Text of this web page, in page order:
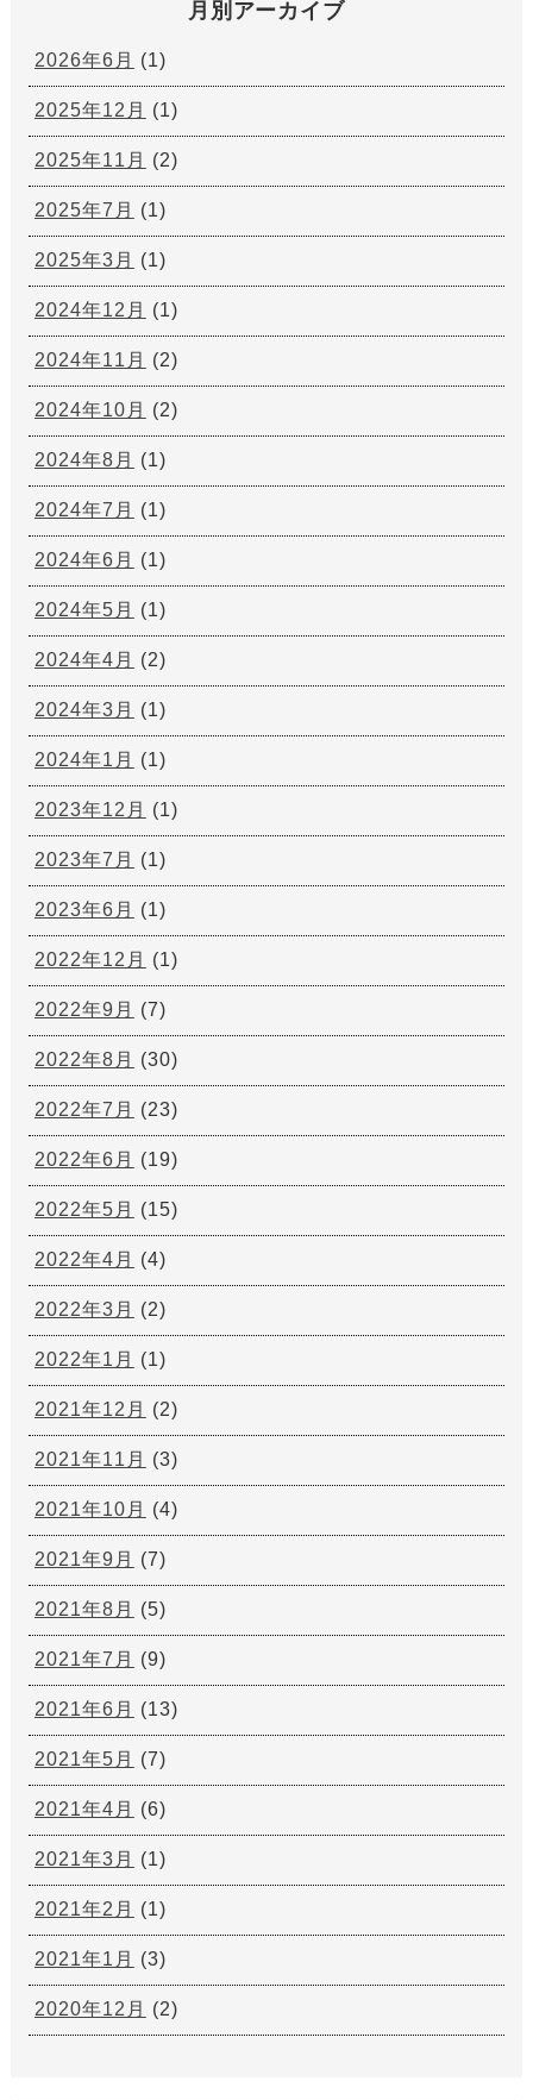
月別アーカイブ
2026年6月 (1)
2025年12月 (1)
2025年11月 (2)
2025年7月 (1)
2025年3月 (1)
2024年12月 (1)
2024年11月 (2)
2024年10月 (2)
2024年8月 (1)
2024年7月 (1)
2024年6月 (1)
2024年5月 (1)
2024年4月 (2)
2024年3月 (1)
2024年1月 (1)
2023年12月 (1)
2023年7月 (1)
2023年6月 (1)
2022年12月 (1)
2022年9月 (7)
2022年8月 (30)
2022年7月 (23)
2022年6月 (19)
2022年5月 (15)
2022年4月 (4)
2022年3月 (2)
2022年1月 (1)
2021年12月 (2)
2021年11月 (3)
2021年10月 (4)
2021年9月 (7)
2021年8月 (5)
2021年7月 (9)
2021年6月 (13)
2021年5月 (7)
2021年4月 (6)
2021年3月 (1)
2021年2月 (1)
2021年1月 (3)
2020年12月 (2)